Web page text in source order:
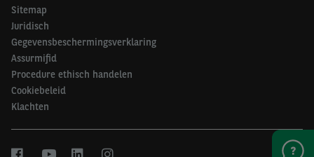
Sitemap
Juridisch
Gegevensbeschermingsverklaring
Assurmifid
Procedure ethisch handelen
Cookiebeleid
Klachten